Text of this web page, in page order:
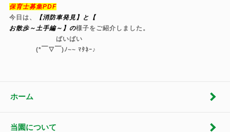
保育士募集PDF
今日は、
【消防車発見】と【
お散歩～土手編～】の様子をご紹介しました。
ばいばい
(*￣▽￣)ﾉ~~ ﾏﾀﾈｰ♪
ホーム
当園について